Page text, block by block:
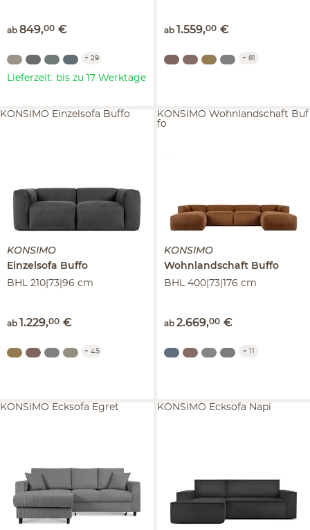
ab 849,00 €
+ 29
Lieferzeit: bis zu 17 Werktage
ab 1.559,00 €
+ 81
KONSIMO
Einzelsofa Buffo
BHL 210|73|96 cm
ab 1.229,00 €
KONSIMO Einzelsofa Buffo
+ 45
KONSIMO
Wohnlandschaft Buffo
BHL 400|73|176 cm
ab 2.669,00 €
KONSIMO Wohnlandschaft Buf
fo
+ 11
KONSIMO Ecksofa Egret KONSIMO Ecksofa Napi